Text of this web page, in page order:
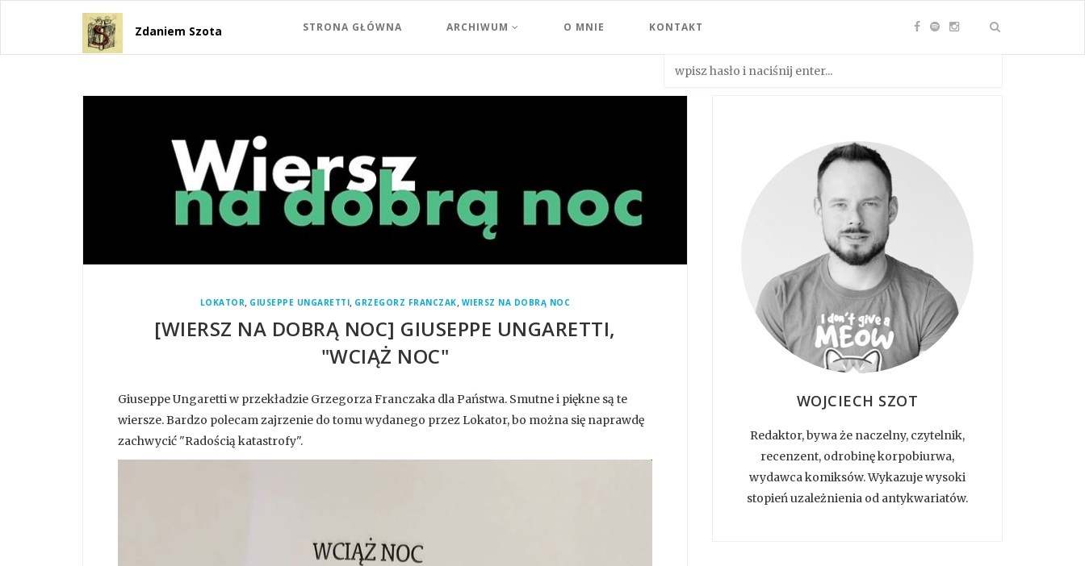
Zdaniem Szota STRONA GŁÓWNA ARCHIWUM O MNIE KONTAKT
LOKATOR, GIUSEPPE UNGARETTI, GRZEGORZ FRANCZAK, WIERSZ NA DOBRĄ NOC
[WIERSZ NA DOBRĄ NOC] GIUSEPPE UNGARETTI,
"WCIĄŻ NOC"
Giuseppe Ungaretti w przekładzie Grzegorza Franczaka dla Państwa. Smutne i piękne są te
wiersze. Bardzo polecam zajrzenie do tomu wydanego przez Lokator, bo można się naprawdę
zachwycić "Radością katastrofy".
WOJCIECH SZOT
Redaktor, bywa że naczelny, czytelnik,
recenzent, odrobinę korpobiurwa,
wydawca komiksów. Wykazuje wysoki
stopień uzależnienia od antykwariatów.